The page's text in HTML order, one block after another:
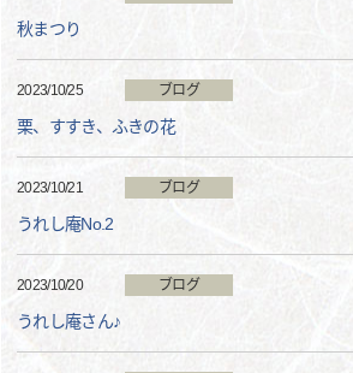
秋まつり
2023/10/25 ブログ
栗、すすき、ふきの花
2023/10/21 ブログ
うれし庵No.2
2023/10/20 ブログ
うれし庵さん♪